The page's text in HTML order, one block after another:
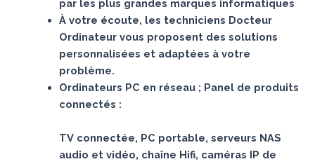
par les plus grandes marques informatiques
À votre écoute, les techniciens Docteur
Ordinateur vous proposent des solutions
personnalisées et adaptées à votre
problème.
Ordinateurs PC en réseau ; Panel de produits
connectés :
TV connectée, PC portable, serveurs NAS
audio et vidéo, chaîne Hifi, caméras IP de